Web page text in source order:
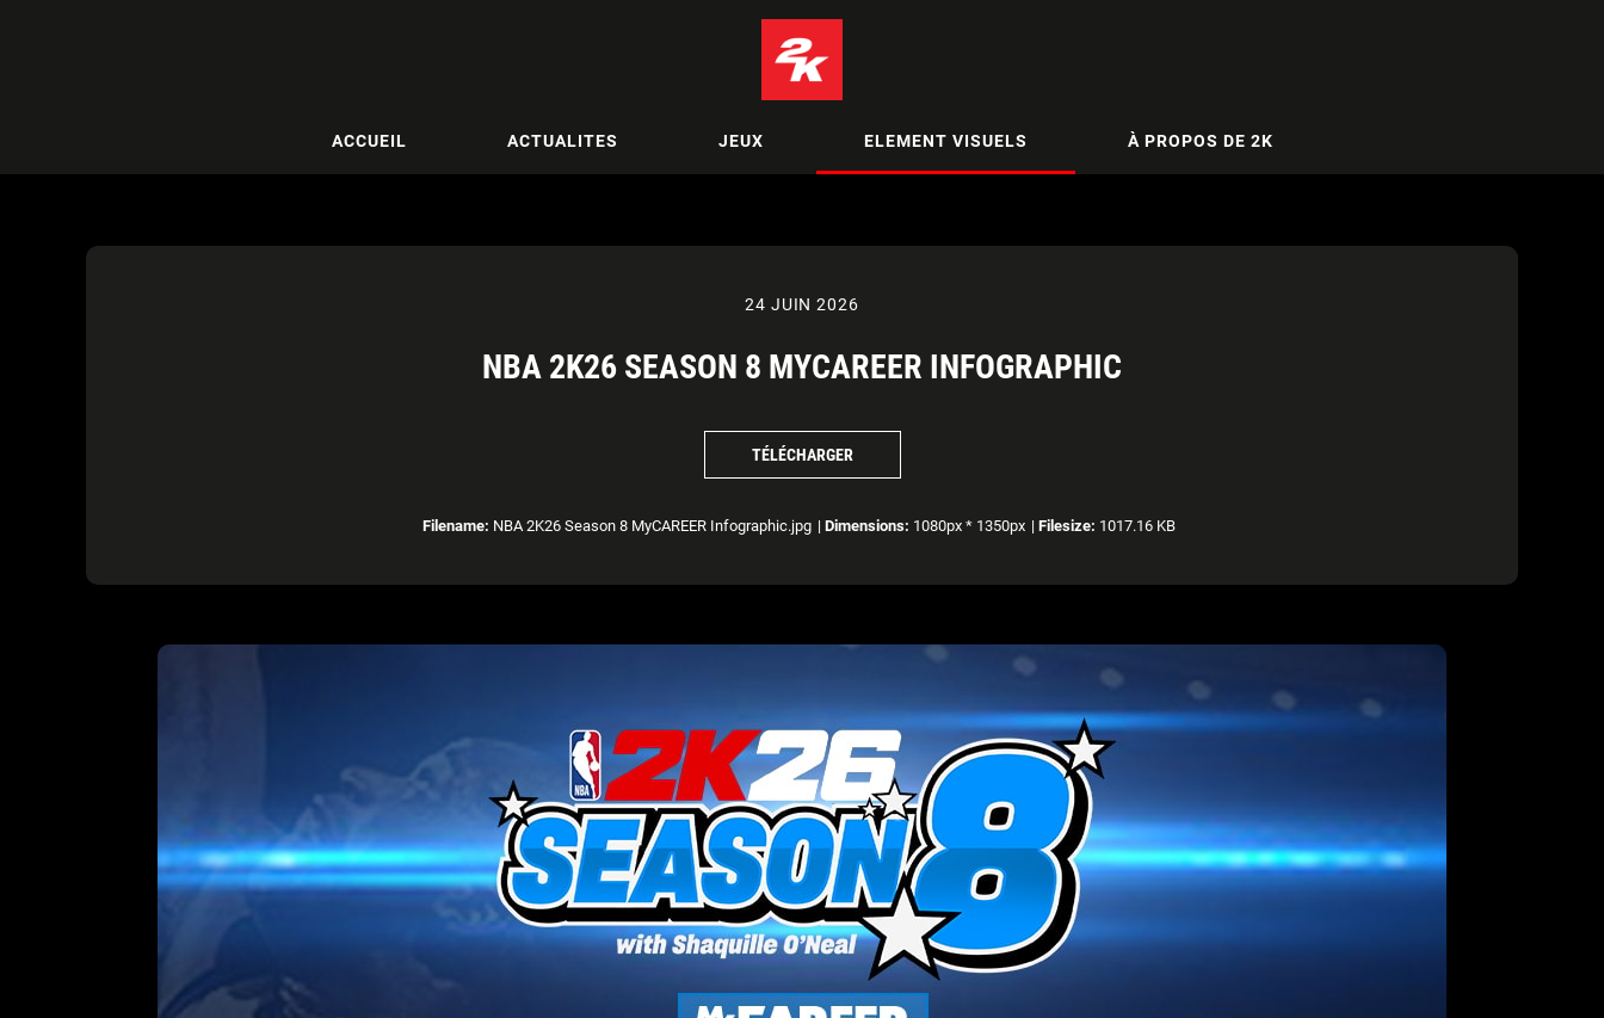
ACCUEIL ACTUALITES JEUX ELEMENT VISUELS À PROPOS DE 2K
24 JUIN 2026
NBA 2K26 SEASON 8 MYCAREER INFOGRAPHIC
TÉLÉCHARGER
Filename: NBA 2K26 Season 8 MyCAREER Infographic.jpg | Dimensions: 1080px * 1350px | Filesize: 1017.16 KB